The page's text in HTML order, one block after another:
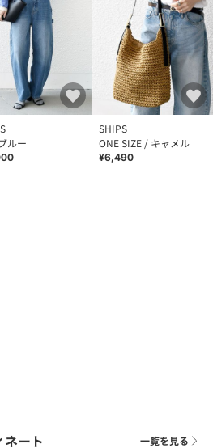
ルー
SHIPS
ONE SIZE / キャメル
¥6,490
ネート 一覧を見る